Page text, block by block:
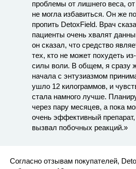
проблемы от лишнего веса, от
не могла избавиться. Он же
пропить DetoxField. Врач
пациенты очень хвалят
он сказал, что средство
тех, кто не может похудеть
силы воли. В общем, я сразу
начала с энтузиазмом
ушло 12 килограммов, и
стала намного лучше.
через пару месяцев, а пока
очень эффективный препарат,
вызвал побочных реакций.»
Согласно отзывам покупателей,